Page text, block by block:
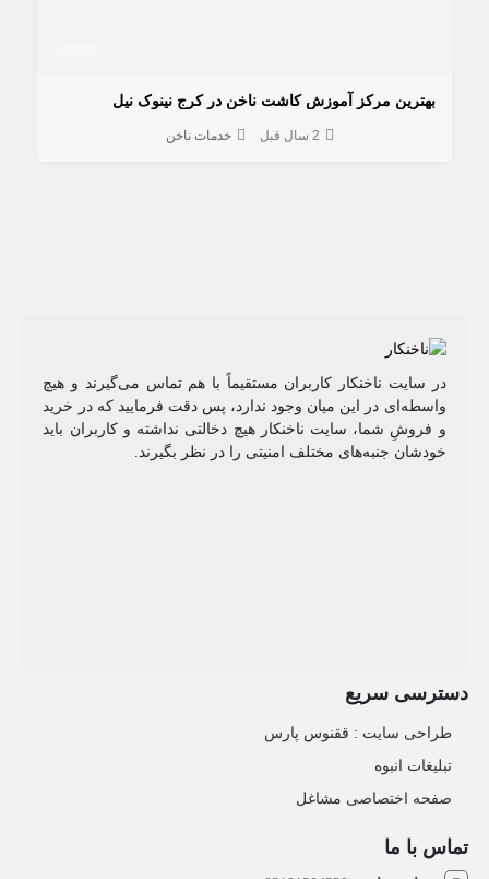
بهترین مرکز آموزش کاشت ناخن در کرج نینوک نیل
2 سال قبل خدمات ناخن
در سایت ناخنکار کاربران مستقیماً با هم تماس می‌گیرند و هیچ
واسطه‌ای در این میان وجود ندارد، پس دقت فرمایید که در خرید
و فروشِ شما، سایت ناخنکار هیچ دخالتی نداشته و کاربران باید
خودشان جنبه‌های مختلف امنیتی را در نظر بگیرند.
دسترسی سریع
طراحی سایت :‌ ققنوس پارس
تبلیغات انبوه
صفحه اختصاصی مشاغل
تماس با ما